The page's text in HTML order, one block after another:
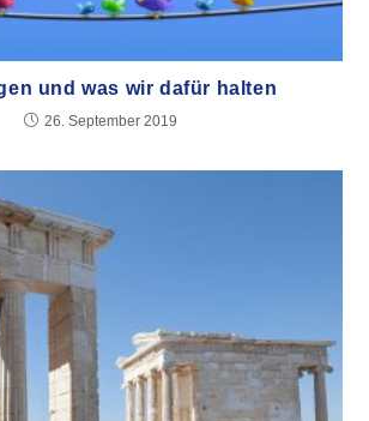
und was wir dafür halten
26. September 2019